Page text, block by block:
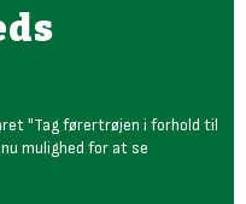
"Tag førertrøjen i forhold til
mulighed for at se